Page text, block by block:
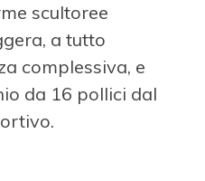
scultoree
a tutto
complessiva, e
da 16 pollici dal